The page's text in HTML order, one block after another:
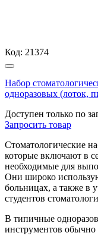
Код: 21374
Набор
одноразовых (лоток,
Доступен только по
Запросить товар
Стоматологические
которые включают в
необходимые для
Они широко
больницах, а также в
студентов
В типичные
инструментов обычно